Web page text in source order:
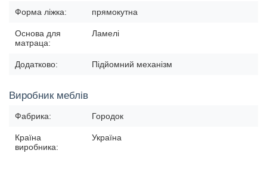
Форма ліжка: прямокутна
Основа для
матраца:
Ламелі
Додатково: Підйомний механізм
Виробник меблів
Фабрика: Городок
Країна
виробника:
Україна